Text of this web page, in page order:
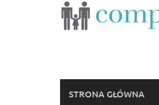
STRONA GŁÓWNA